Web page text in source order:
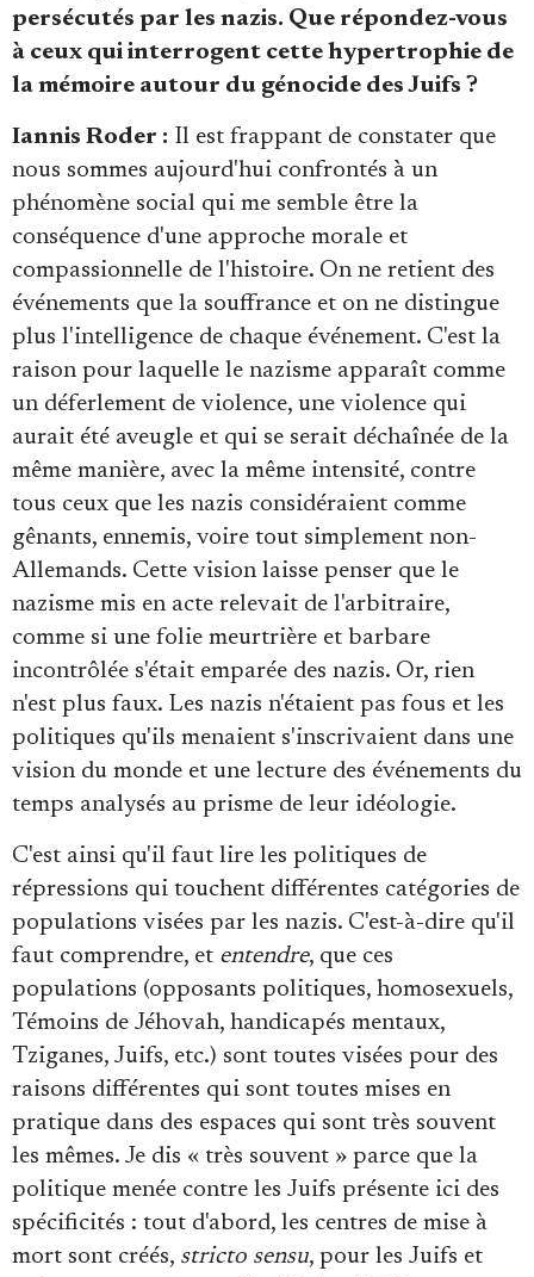
persécutés par les nazis. Que répondez-vous
à ceux qui interrogent cette hypertrophie de
la mémoire autour du génocide des Juifs ?
Iannis Roder : Il est frappant de constater que
nous sommes aujourd'hui confrontés à un
phénomène social qui me semble être la
conséquence d'une approche morale et
compassionnelle de l'histoire. On ne retient des
événements que la souffrance et on ne distingue
plus l'intelligence de chaque événement. C'est la
raison pour laquelle le nazisme apparaît comme
un déferlement de violence, une violence qui
aurait été aveugle et qui se serait déchaînée de la
même manière, avec la même intensité, contre
tous ceux que les nazis considéraient comme
gênants, ennemis, voire tout simplement non-
Allemands. Cette vision laisse penser que le
nazisme mis en acte relevait de l'arbitraire,
comme si une folie meurtrière et barbare
incontrôlée s'était emparée des nazis. Or, rien
n'est plus faux. Les nazis n'étaient pas fous et les
politiques qu'ils menaient s'inscrivaient dans une
vision du monde et une lecture des événements du
temps analysés au prisme de leur idéologie.
C'est ainsi qu'il faut lire les politiques de
répressions qui touchent différentes catégories de
populations visées par les nazis. C'est-à-dire qu'il
faut comprendre, et entendre, que ces
populations (opposants politiques, homosexuels,
Témoins de Jéhovah, handicapés mentaux,
Tziganes, Juifs, etc.) sont toutes visées pour des
raisons différentes qui sont toutes mises en
pratique dans des espaces qui sont très souvent
les mêmes. Je dis « très souvent » parce que la
politique menée contre les Juifs présente ici des
spécificités : tout d'abord, les centres de mise à
mort sont créés, stricto sensu, pour les Juifs et